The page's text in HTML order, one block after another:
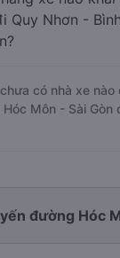
Quy Nhơn -
có nhà xe
Môn - Sài Gòn
đường Hóc